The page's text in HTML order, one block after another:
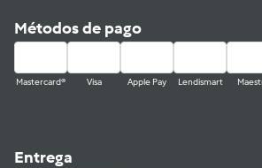
Métodos de pago
Mastercard® Visa Apple Pay Lendismart
Entrega